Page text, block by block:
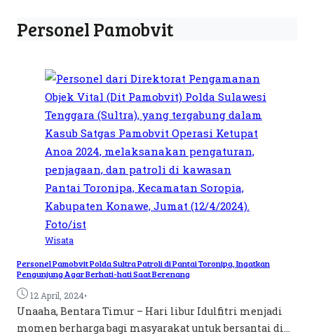
Personel Pamobvit
Wisata
Personel Pamobvit Polda Sultra Patroli di Pantai Toronipa, Ingatkan
Pengunjung Agar Berhati-hati Saat Berenang
12 April, 2024•
Unaaha, Bentara Timur – Hari libur Idulfitri menjadi
momen berharga bagi masyarakat untuk bersantai di...